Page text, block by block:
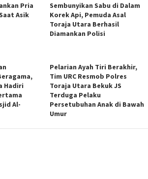
Pria
Asik
Sembunyikan Sabu di Dalam
Korek Api, Pemuda Asal
Toraja Utara Berhasil
Diamankan Polisi
Hadiri
Al-
Pelarian Ayah Tiri Berakhir,
Tim URC Resmob Polres
Toraja Utara Bekuk JS
Terduga Pelaku
Persetubuhan Anak di Bawah
Umur